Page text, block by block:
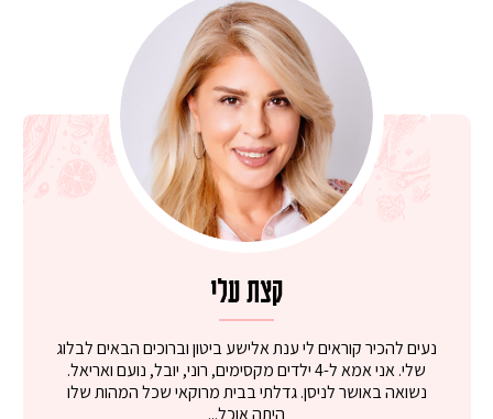
קצת עלי
נעים להכיר קוראים לי ענת אלישע ביטון וברוכים הבאים לבלוג
שלי. אני אמא ל-4 ילדים מקסימים, רוני, יובל, נועם ואריאל.
נשואה באושר לניסן. גדלתי בבית מרוקאי שכל המהות שלו
היתה אוכל...